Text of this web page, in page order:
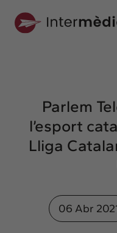
Els nostres serveis
Interacció
Intermèdia
Confidencial
Parlem
l’esport
Lliga
06 Abr